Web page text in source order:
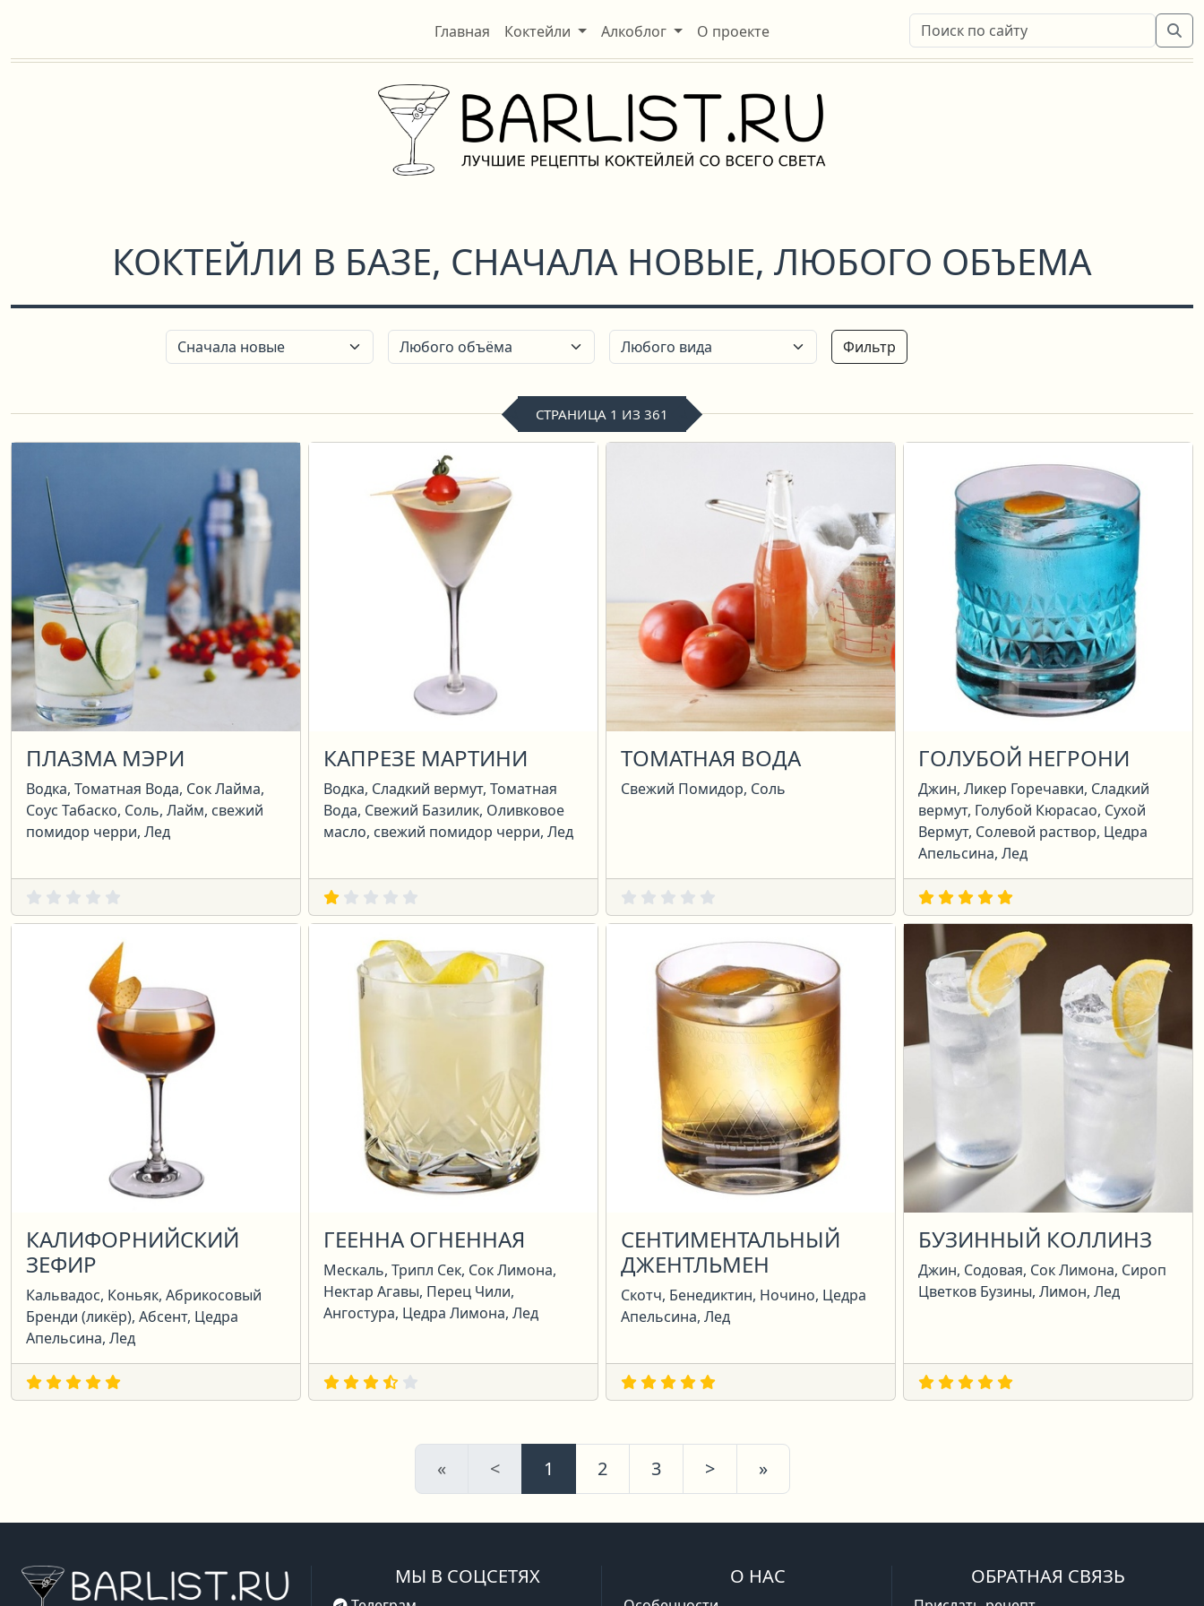
Главная Коктейли Алкоблог О проекте
КОКТЕЙЛИ В БАЗЕ, СНАЧАЛА НОВЫЕ, ЛЮБОГО ОБЪЕМА
Фильтр
СТРАНИЦА 1 ИЗ 361
ПЛАЗМА МЭРИ
Водка, Томатная Вода, Сок Лайма,
Соус Табаско, Соль, Лайм, свежий
помидор черри, Лед
КАПРЕЗЕ МАРТИНИ
Водка, Сладкий вермут, Томатная
Вода, Свежий Базилик, Оливковое
масло, свежий помидор черри, Лед
ТОМАТНАЯ ВОДА
Свежий Помидор, Соль
ГОЛУБОЙ НЕГРОНИ
Джин, Ликер Горечавки, Сладкий
вермут, Голубой Кюрасао, Сухой
Вермут, Солевой раствор, Цедра
Апельсина, Лед
КАЛИФОРНИЙСКИЙ
ЗЕФИР
Кальвадос, Коньяк, Абрикосовый
Бренди (ликёр), Абсент, Цедра
Апельсина, Лед
ГЕЕННА ОГНЕННАЯ
Мескаль, Трипл Сек, Сок Лимона,
Нектар Агавы, Перец Чили,
Ангостура, Цедра Лимона, Лед
СЕНТИМЕНТАЛЬНЫЙ
ДЖЕНТЛЬМЕН
Скотч, Бенедиктин, Ночино, Цедра
Апельсина, Лед
БУЗИННЫЙ КОЛЛИНЗ
Джин, Содовая, Сок Лимона, Сироп
Цветков Бузины, Лимон, Лед
«Первая
<Предыдущая
1 2 3 >Следующая
»Последняя
МЫ В СОЦСЕТЯХ О НАС ОБРАТНАЯ СВЯЗЬ